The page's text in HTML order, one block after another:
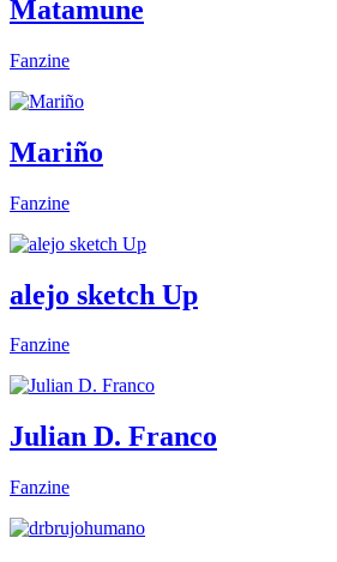
Matamune
Fanzine
Mariño
Fanzine
alejo sketch Up
Fanzine
Julian D. Franco
Fanzine